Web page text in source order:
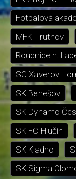
Fotbalová
MFK Trutnov
Roudnice n.
SC Xaverov
SK Benešov
SK Dynamo
SK FC Hlučín
SK Kladno
SK Sigma